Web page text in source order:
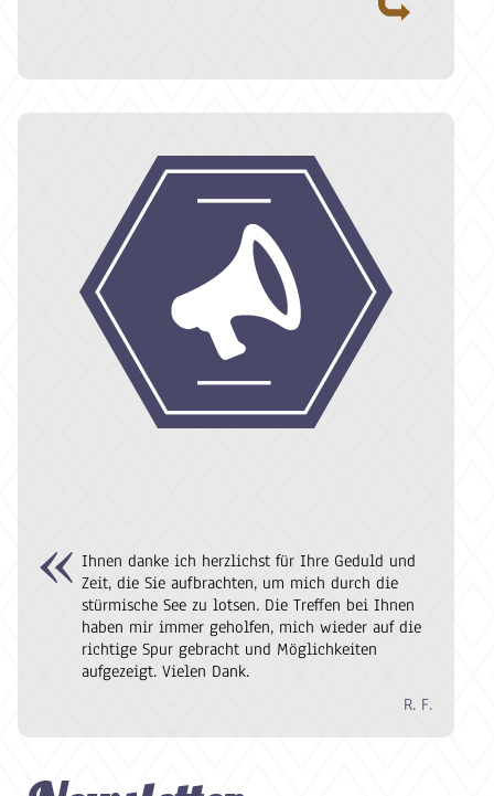
Ihnen danke ich herzlichst für Ihre Geduld und
Zeit, die Sie aufbrachten, um mich durch die
stürmische See zu lotsen. Die Treffen bei Ihnen
haben mir immer geholfen, mich wieder auf die
richtige Spur gebracht und Möglichkeiten
aufgezeigt. Vielen Dank.
R. F.